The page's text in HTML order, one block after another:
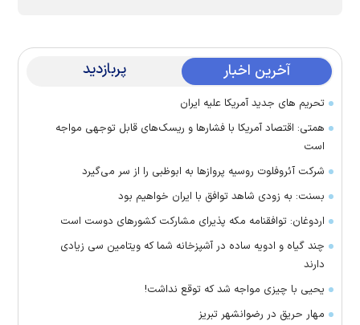
آخرین اخبار پربازدید
تحریم های جدید آمریکا علیه ایران
همتی: اقتصاد آمریکا با فشارها و ریسک‌های قابل توجهی مواجه
است
شرکت آئروفلوت روسیه پرواز‌ها به ابوظبی را از سر می‌گیرد
بسنت: به زودی شاهد توافق با ایران خواهیم بود
اردوغان: توافقنامه مکه پذیرای مشارکت کشور‌های دوست است
چند گیاه و ادویه ساده در آشپزخانه شما که ویتامین سی زیادی
دارند
یحیی با چیزی مواجه شد که توقع نداشت!
مهار حریق در رضوانشهر تبریز